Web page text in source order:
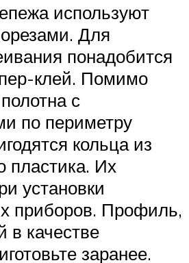
используют
Для
понадобится
клей. Помимо
с
по периметру
кольца из
пластика. Их
установки
приборов. Профиль,
в качестве
заранее.